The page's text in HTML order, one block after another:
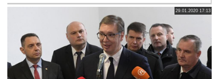
29.01.2020 17:13